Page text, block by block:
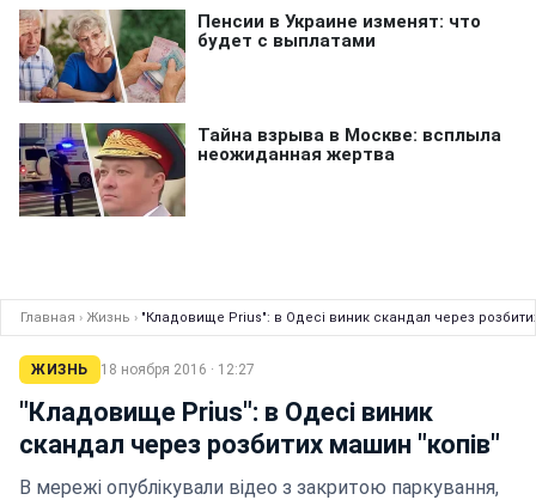
Главная › Жизнь › "Кладовище Prius": в Одесі виник скандал через
ЖИЗНЬ 18 ноября 2016 · 12:27
"Кладовище Prius": в Одесі виник
скандал через розбитих машин "копів"
В мережі опублікували відео з закритою паркування,